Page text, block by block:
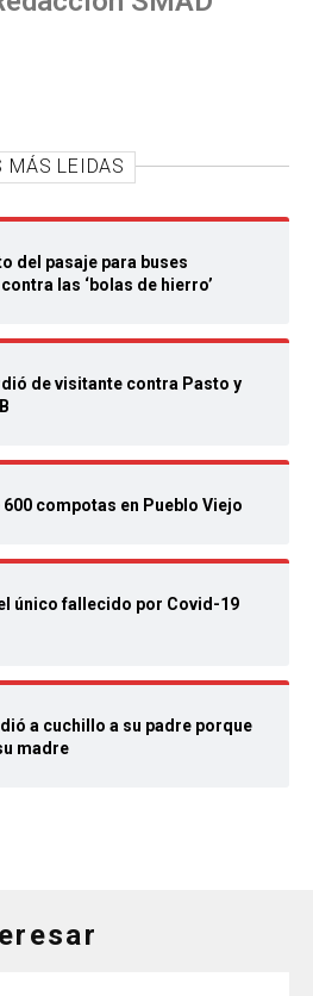
MÁS LEIDAS
del pasaje para buses
las ‘bolas de hierro’
de visitante contra Pasto y
compotas en Pueblo Viejo
único fallecido por Covid-19
a cuchillo a su padre porque
madre